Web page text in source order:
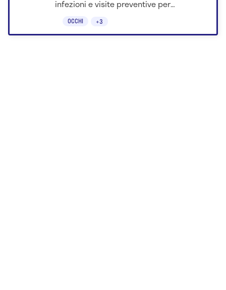
OCCHI +3
infezioni e visite preventive per
proteggere la vista.